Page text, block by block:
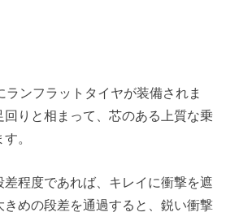
ランフラットタイヤが装備されま
回りと相まって、芯のある上質な乗
。
程度であれば、キレイに衝撃を遮
きめの段差を通過すると、鋭い衝撃